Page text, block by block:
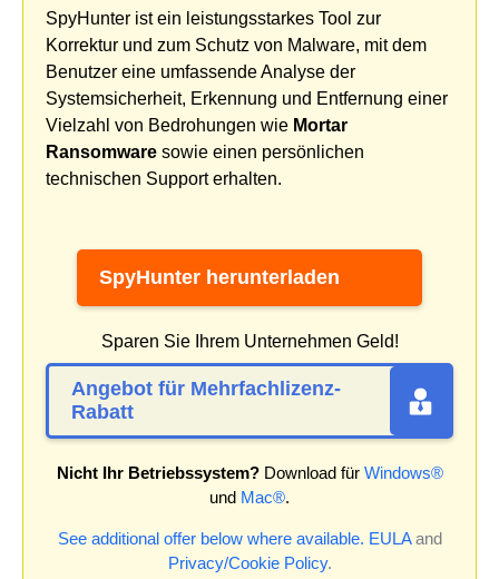
SpyHunter ist ein leistungsstarkes Tool zur
Korrektur und zum Schutz von Malware, mit dem
Benutzer eine umfassende Analyse der
Systemsicherheit, Erkennung und Entfernung einer
Vielzahl von Bedrohungen wie Mortar
Ransomware sowie einen persönlichen
technischen Support erhalten.
SpyHunter herunterladen
Sparen Sie Ihrem Unternehmen Geld!
Angebot für Mehrfachlizenz-
Rabatt
Nicht Ihr Betriebssystem?Download für Windows®
und Mac®.
See additional offer below where available. EULAand
Privacy/Cookie Policy.